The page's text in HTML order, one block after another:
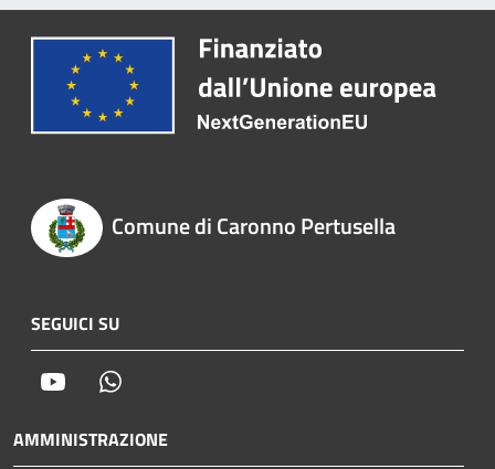
Comune di Caronno Pertusella
SEGUICI SU
Youtube
AMMINISTRAZIONE